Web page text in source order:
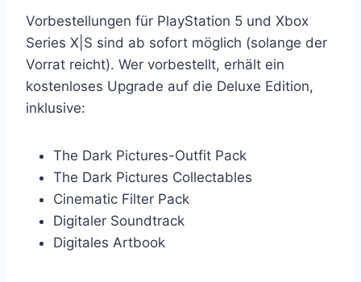
Vorbestellungen für PlayStation 5 und Xbox
Series X|S sind ab sofort möglich (solange der
Vorrat reicht). Wer vorbestellt, erhält ein
kostenloses Upgrade auf die Deluxe Edition,
inklusive:
The Dark Pictures-Outfit Pack
The Dark Pictures Collectables
Cinematic Filter Pack
Digitaler Soundtrack
Digitales Artbook